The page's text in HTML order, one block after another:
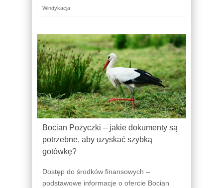
Windykacja
Bocian Pożyczki – jakie dokumenty są
potrzebne, aby uzyskać szybką
gotówkę?
Dostęp do środków finansowych –
podstawowe informacje o ofercie Bocian